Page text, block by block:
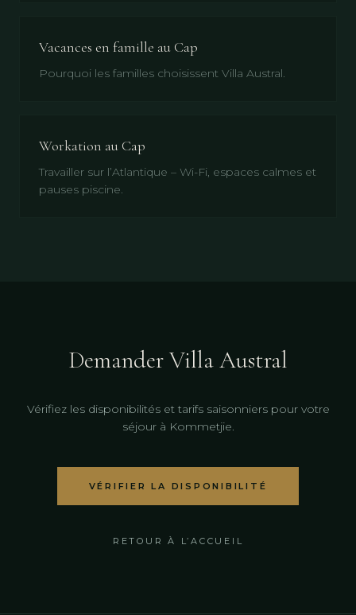
Vacances en famille au Cap
Pourquoi les familles choisissent Villa Austral.
Workation au Cap
Travailler sur l’Atlantique – Wi-Fi, espaces calmes et
pauses piscine.
Demander Villa Austral
Vérifiez les disponibilités et tarifs saisonniers pour votre
séjour à Kommetjie.
VÉRIFIER LA DISPONIBILITÉ
RETOUR À L’ACCUEIL